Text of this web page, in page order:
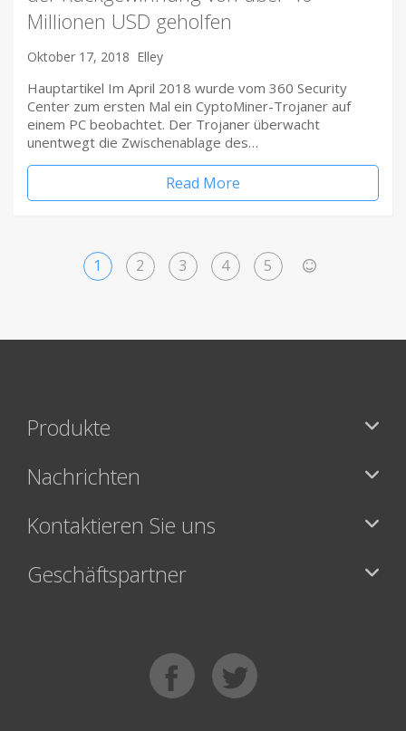
Millionen USD geholfen
Oktober 17, 2018 Elley
Hauptartikel Im April 2018 wurde vom 360 ​Security
Center zum ersten Mal ein CyptoMiner-Trojaner auf
einem PC beobachtet. Der Trojaner überwacht
unentwegt die Zwischenablage des…
Read More
1 2 3 4 5
Produkte
Nachrichten
Kontaktieren Sie uns
Geschäftspartner